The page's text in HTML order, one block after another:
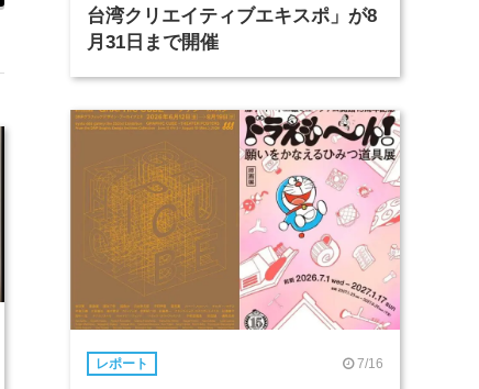
台湾クリエイティブエキスポ」が8
月31日まで開催
レポート 7/16